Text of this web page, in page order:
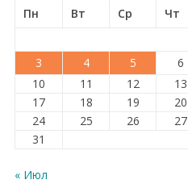
Пн
Вт Ср Чт
3
4 5 6
10
11 12 13
17
18 19 20
24
25 26 27
31
« Июл